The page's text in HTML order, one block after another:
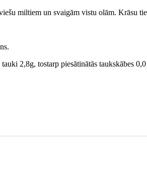
miltiem un svaigām vistu olām. Krāsu
2,8g, tostarp piesātinātās taukskābes